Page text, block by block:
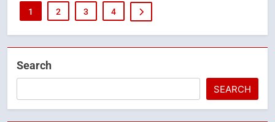
1 2 3 4
Search
SEARCH